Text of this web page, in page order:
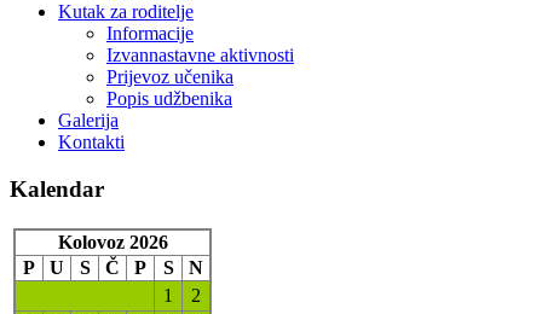
Kutak za roditelje
Informacije
Izvannastavne aktivnosti
Prijevoz učenika
Popis udžbenika
Galerija
Kontakti
Kalendar
Kolovoz 2026
P
U S Č P S
N
1
2